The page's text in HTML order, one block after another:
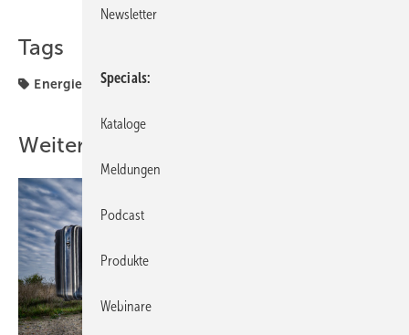
Tags
Energiekosten Modernisierung
Weitere Inhalte
Newsletter
Specials
Kataloge
Meldungen
Podcast
Produkte
Webinare